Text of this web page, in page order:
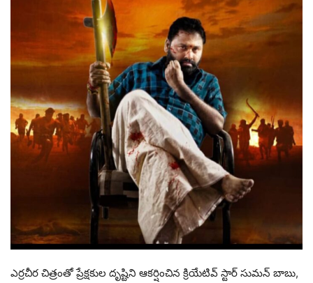
ఎర్రచీర చిత్రంతో ప్రేక్షకుల దృష్టిని ఆకర్షించిన క్రియేటివ్ స్టార్ సుమన్ బాబు,